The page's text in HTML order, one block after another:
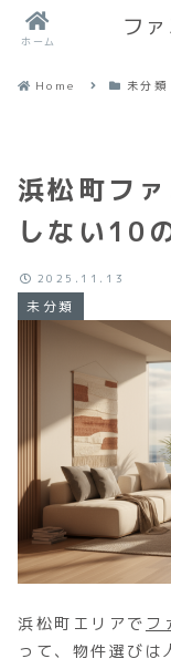
Home 未分類
浜松町フ
しない10
未分類
2025.11.13
浜松町エリアで フ
って、物件選び
ホーム
フ